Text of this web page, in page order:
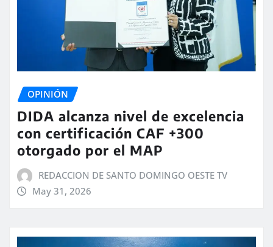
OPINIÓN
DIDA alcanza nivel de excelencia
con certificación CAF +300
otorgado por el MAP
REDACCION DE SANTO DOMINGO OESTE TV
May 31, 2026